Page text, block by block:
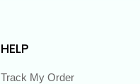
HELP
Track My Order